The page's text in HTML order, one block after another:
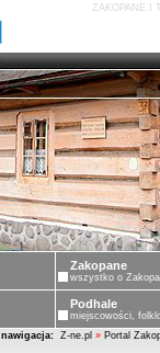
ZAKOPANE I
Zakopane
wszystko o
Podhale
miejscowości,
nawigacja: Z-ne.pl » Portal